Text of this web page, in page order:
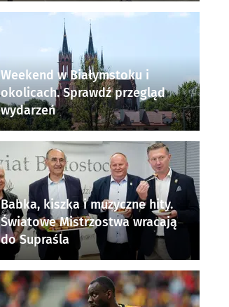
Weekend w Białymstoku i
okolicach. Sprawdź przegląd
wydarzeń
Babka, kiszka i muzyczne hity.
Światowe Mistrzostwa wracają
do Supraśla